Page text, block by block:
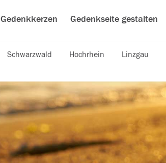
Gedenkkerzen Gedenkseite gestalten
Schwarzwald Hochrhein Linzgau